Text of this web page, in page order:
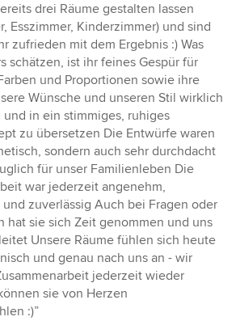
drei Räume gestalten lassen
Esszimmer, Kinderzimmer) und sind
zufrieden mit dem Ergebnis :) Was
schätzen, ist ihr feines Gespür für
und Proportionen sowie ihre
Wünsche und unseren Stil wirklich
in ein stimmiges, ruhiges
zu übersetzen Die Entwürfe waren
sondern auch sehr durchdacht
für unser Familienleben Die
war jederzeit angenehm,
zuverlässig Auch bei Fragen oder
hat sie sich Zeit genommen und uns
Unsere Räume fühlen sich heute
und genau nach uns an - wir
jederzeit wieder
sie von Herzen
:)”